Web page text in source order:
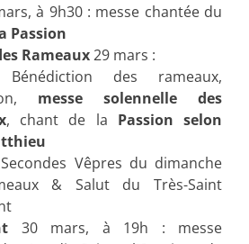
à 9h30 : messe chantée du
Passion
Rameaux29 mars :
des rameaux,
messe solennelle des
, chant de la Passion selon
Vêpres du dimanche
& Salut du Très-Saint
30 mars, à 19h : messe